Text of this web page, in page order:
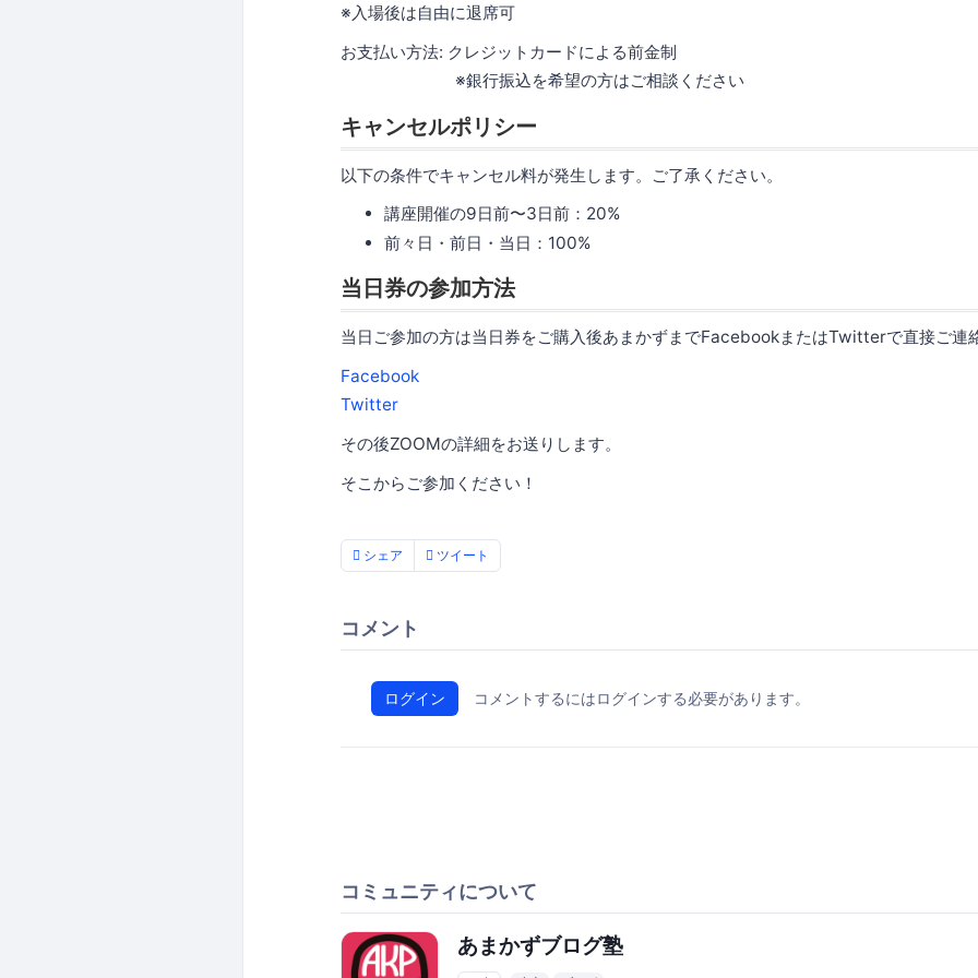
※入場後は自由に退席可
お支払い方法: クレジットカードによる前金制
※銀行振込を希望の方はご相談ください
キャンセルポリシー
以下の条件でキャンセル料が発生します。ご了承ください。
講座開催の9日前〜3日前：20%
前々日・前日・当日：100%
当日券の参加方法
当日ご参加の方は当日券をご購入後あまかずまでFacebookまたはTwitterで直接ご連
Facebook
Twitter
その後ZOOMの詳細をお送りします。
そこからご参加ください！
シェア ツイート
コメント
ログイン コメントするにはログインする必要があります。
コミュニティについて
あまかずブログ塾